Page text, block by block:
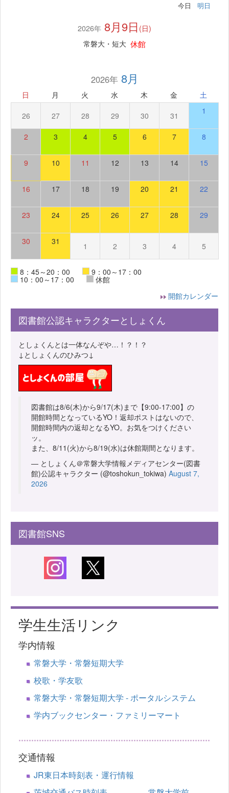
今日 明日
2026年 8月9日 (日)
常磐大・短大 休館
2026年8月
日 月 火 水 木 金 土
26 27 28 29 30 31 1
2 3 4 5 6 7 8
9 10 11 12 13 14 15
16 17 18 19 20 21 22
23 24 25 26 27 28 29
30 31 1 2 3 4 5
8：45～20：00 9：00～17：00
10：00～17：00
休館
開館カレンダー
図書館公認キャラクターとしょくん
としょくんとは一体なんぞや…！？！？
↓としょくんのひみつ↓
図書館は8/6(木)から9/17(木)まで【9:00-17:00】の
開館時間となっているYO！返却ポストはないので、
開館時間内の返却となるYO。お気をつけください
ッ。
また、8/11(火)から8/19(水)は休館期間となります。
— としょくん＠常磐大学情報メディアセンター(図書
館)公認キャラクター (@toshokun_tokiwa) August 7,
2026
図書館SNS
学生生活リンク
学内情報
常磐大学・常磐短期大学
校歌・学友歌
常磐大学・常磐短期大学 - ポータルシステム
学内ブックセンター・ファミリーマート
交通情報
JR東日本時刻表・運行情報